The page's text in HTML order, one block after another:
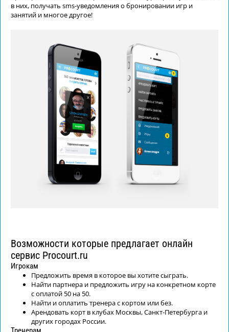
в них, получать sms-уведомления о бронировании игр и
занятий и многое другое!
Возможности которые предлагает онлайн
сервис Procourt.ru
Игрокам
Предложить время в которое вы хотите сыграть.
Найти партнера и предложить игру на конкретном корте
с оплатой 50 на 50.
Найти и оплатить тренера с кортом или без.
Арендовать корт в клубах Москвы, Санкт-Петербурга и
других городах России.